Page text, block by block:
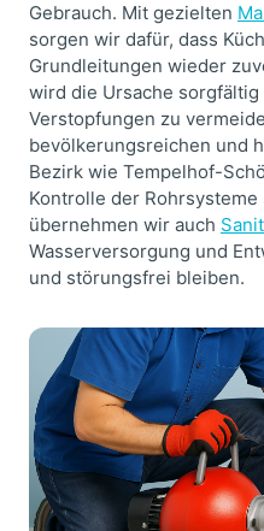
Gebrauch. Mit gezielten
sorgen wir dafür, dass
Grundleitungen wieder
wird die Ursache
Verstopfungen zu
bevölkerungsreichen und
Bezirk wie Tempelhof-
Kontrolle der
übernehmen wir auch
Wasserversorgung und
und störungsfrei bleiben.